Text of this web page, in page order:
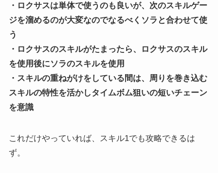
・ロクサスは単体で使うのも良いが、次のスキルゲー
ジを溜めるのが大変なのでなるべくソラと合わせて使
う
・ロクサスのスキルがたまったら、ロクサスのスキル
を使用後にソラのスキルを使用
・スキルの重ねがけをしている間は、周りを巻き込む
スキルの特性を活かしタイムボム狙いの短いチェーン
を意識
これだけやっていれば、スキル1でも攻略できるは
ず。